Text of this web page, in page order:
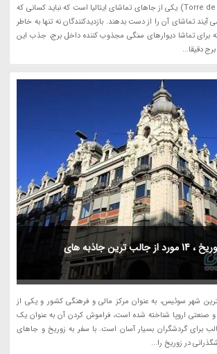
برج پیزا (معروف به Torre de Pisa) یکی از جاهای تماشای ایتالیا است که نباید کسانی که
آیند تماشای آن را از دست بدهند. بازدیدکنندگان نه تنها به خاطر
برای تماشا دیوارهای سنگی مجذوب کننده داخل برج، جذب این
دقیقا...
خوشگذرانی در زوریخ ، 14 مورد از جالب ترین جاذبه های
شهر سوئیس، به عنوان مرکز مالی و فرهنگی کشور و یکی از
صنعتی اروپا شناخته شده است، فراموش کردن آن به عنوان یک
برای گردشگران بسیار آسان است. با سفر به زوریخ و جاهای
در زوریخ را...